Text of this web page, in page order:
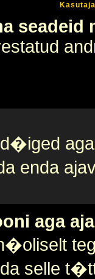
seadeid
enda
aga
selle